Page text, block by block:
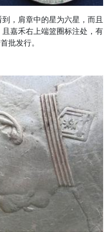
，肩章中的星为六星，而且
嘉禾右上端篮圈标注处，有
批发行。